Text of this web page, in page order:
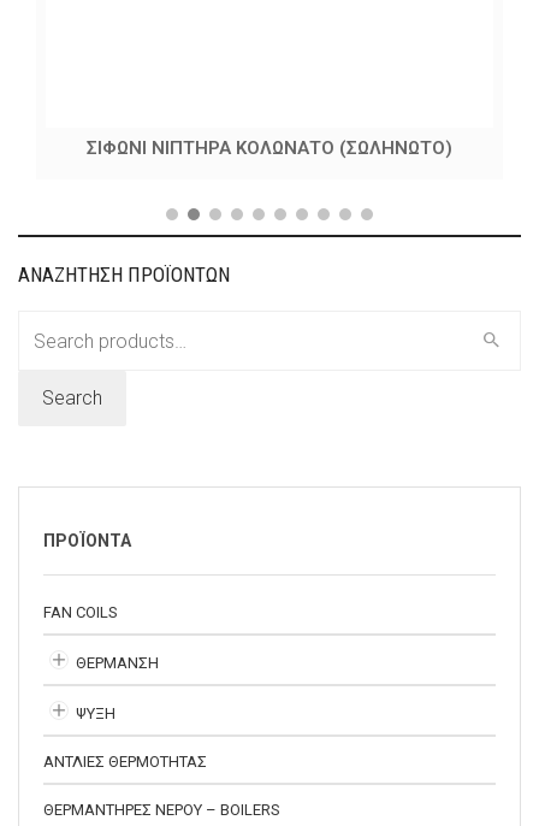
ΣΙΦΩΝΙ ΝΙΠΤΗΡΑ ΚΟΛΩΝΑΤΟ (ΣΩΛΗΝΩΤΟ)
ΑΝΑΖΗΤΗΣΗ ΠΡΟΪΟΝΤΩΝ
Search
ΠΡΟΪΟΝΤΑ
FAN COILS
ΘΕΡΜΑΝΣΗ
ΨΥΞΗ
ΑΝΤΛΙΕΣ ΘΕΡΜΟΤΗΤΑΣ
ΘΕΡΜΑΝΤΗΡΕΣ ΝΕΡΟΥ – BOILERS